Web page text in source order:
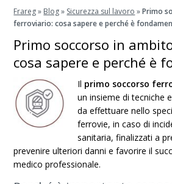
Frareg» Blog» Sicurezza sul lavoro »Primo
ferroviario: cosa sapere e perché è
Primo soccorso in
cosa sapere e perché è
Il primo soccorso
un insieme di tecniche
da effettuare nello
ferrovie, in caso di
sanitaria, finalizzati a
prevenire ulteriori danni e favorire il
medico professionale.